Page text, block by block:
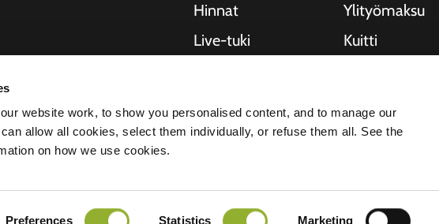
website work, to show you personalised content, and to manage our
allow all cookies, select them individually, or refuse them all. See the
on how we use cookies.
Preferences Statistics Marketing
kaupungeille.
yrityksiä ja
meistä
Hinnat
Live-tuki
Ylityömaksu
Kuitti